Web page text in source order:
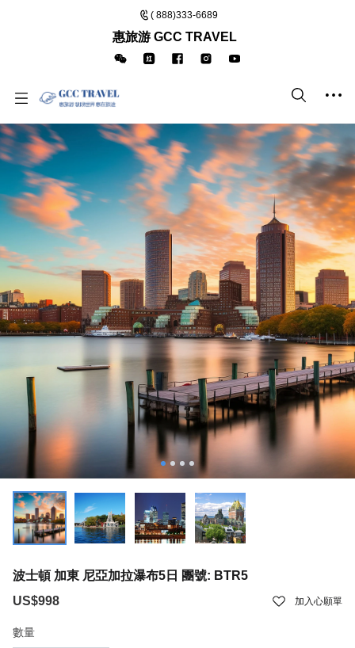
( 888)333-6689
惠旅游 GCC TRAVEL
波士頓 加東 尼亞加拉瀑布5日 團號: BTR5
US$998
加入心願單
數量